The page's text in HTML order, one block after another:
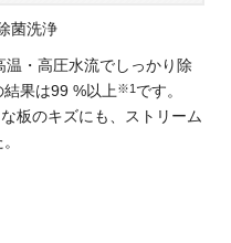
・高圧水流でしっかり除
果は99 %以上※1 です。
板のキズにも、ストリーム